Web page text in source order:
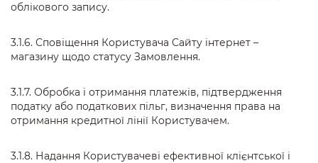
облікового запису.
3.1.6. Сповіщення Користувача Сайту інтернет –
магазину щодо статусу Замовлення.
3.1.7. Обробка і отримання платежів, підтвердження
податку або податкових пільг, визначення права на
отримання кредитної лінії Користувачем.
3.1.8. Надання Користувачеві ефективної клієнтської і